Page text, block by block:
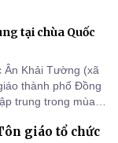
tại chùa Quốc
Ân Khải Tường (xã
thành phố Đồng
trung trong mùa
Khải Tường.
giáo tổ chức